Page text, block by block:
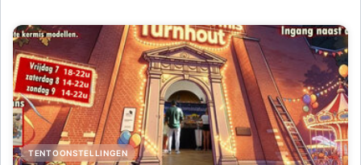
TENTOONSTELLINGEN